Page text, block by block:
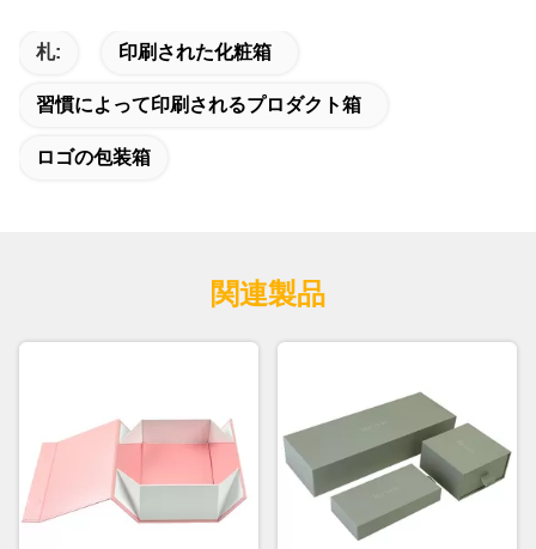
札: 印刷された化粧箱
習慣によって印刷されるプロダクト箱
ロゴの包装箱
関連製品